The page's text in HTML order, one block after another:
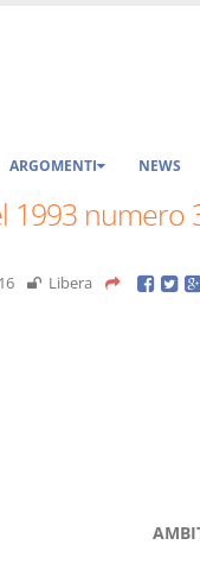
ARGOMENTI NEWS
1993 numero
Libera